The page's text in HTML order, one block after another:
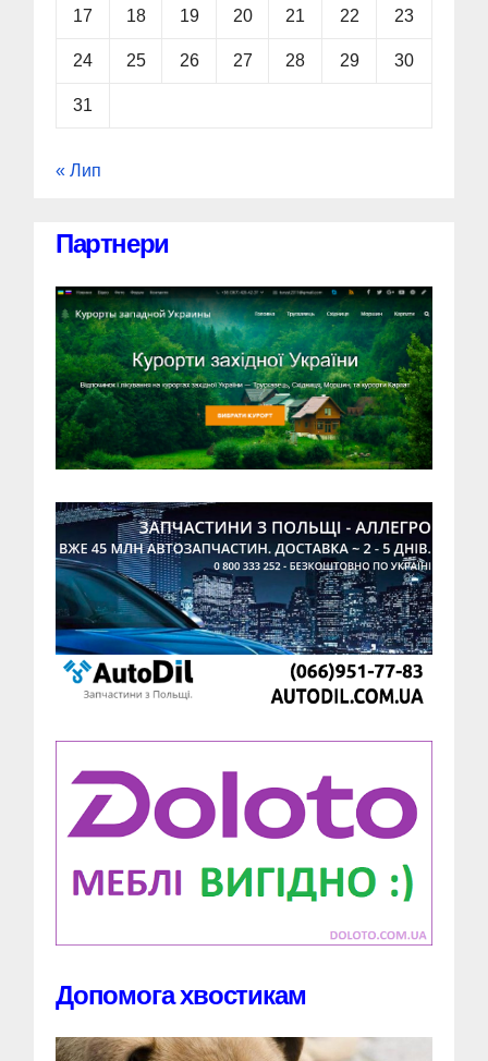
17 18 19 20 21 22 23
24 25 26 27 28 29 30
31
« Лип
Партнери
Допомога хвостикам